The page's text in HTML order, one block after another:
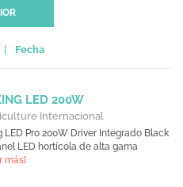
Fecha
LED 200W
Internacional
LED Pro 200W Driver Integrado Black
LED hortícola de alta gama
más]